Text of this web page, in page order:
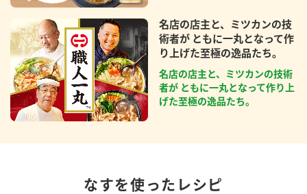
名店の店主と、ミツカンの技
術者が ともに一丸となって作
り上げた至極の逸品たち。
名店の店主と、ミツカンの技術
者が ともに一丸となって作り上
げた至極の逸品たち。
なすを使ったレシピ